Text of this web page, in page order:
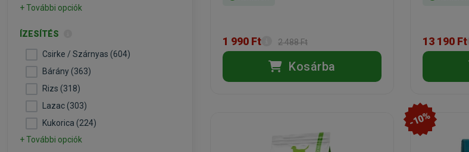
1 990 Ft 2 488 Ft
Kosárba
13 190 Ft
-10%
+ További opciók
ÍZESÍTÉS
Csirke / Szárnyas (604)
Bárány (363)
Rizs (318)
Lazac (303)
Kukorica (224)
+ További opciók